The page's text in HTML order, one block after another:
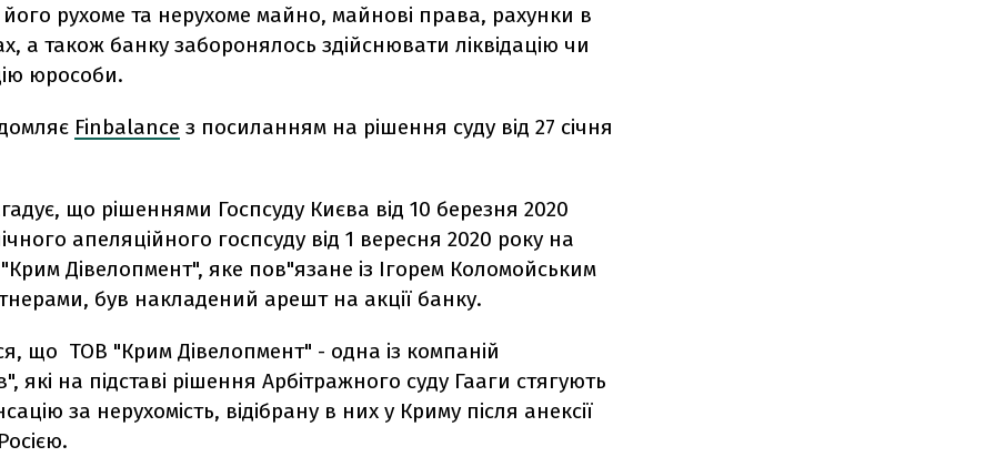
його рухоме та нерухоме майно, майнові права, рахунки в
а також банку заборонялось здійснювати ліквідацію чи
юрособи.
Finbalance з посиланням на рішення суду від 27 січня
що рішеннями Госпсуду Києва від 10 березня 2020
апеляційного госпсуду від 1 вересня 2020 року на
Дівелопмент", яке пов"язане із Ігорем Коломойським
був накладений арешт на акції банку.
що ТОВ "Крим Дівелопмент" - одна із компаній
які на підставі рішення Арбітражного суду Гааги стягують
за нерухомість, відібрану в них у Криму після анексії